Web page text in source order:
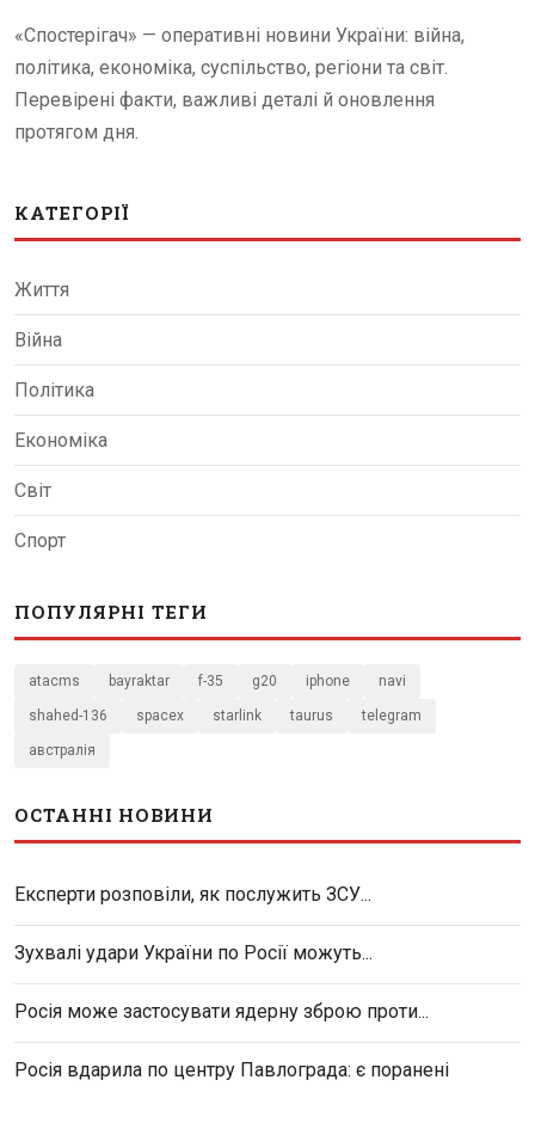
«Спостерігач» — оперативні новини України: війна,
політика, економіка, суспільство, регіони та світ.
Перевірені факти, важливі деталі й оновлення
протягом дня.
КАТЕГОРІЇ
Життя
Війна
Політика
Економіка
Світ
Спорт
ПОПУЛЯРНІ ТЕГИ
atacms bayraktar f-35 g20 iphone navi
shahed-136 spacex starlink taurus telegram
австралія
ОСТАННІ НОВИНИ
Експерти розповіли, як послужить ЗСУ...
Зухвалі удари України по Росії можуть...
Росія може застосувати ядерну зброю проти...
Росія вдарила по центру Павлограда: є поранені